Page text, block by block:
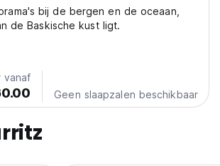
bij de bergen en de oceaan,
de Baskische kust ligt.
vanaf
Geen slaapzalen beschikbaar